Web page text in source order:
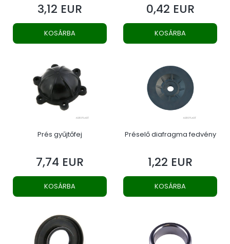
Ár
3,12 EUR
KOSÁRBA
Ár
0,42 EUR
KOSÁRBA
Prés gyűjtőfej
Ár
7,74 EUR
KOSÁRBA
Préselő diafragma fedvény
Ár
1,22 EUR
KOSÁRBA